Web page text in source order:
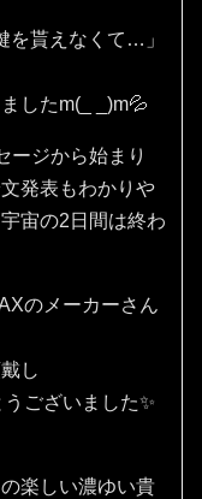
を貰えなくて…」
したm(_ _)m💦
ージから始まり
発表もわかりや
宙の2日間は終わ
のメーカーさん
し
ございました✨
楽しい濃ゆい貴